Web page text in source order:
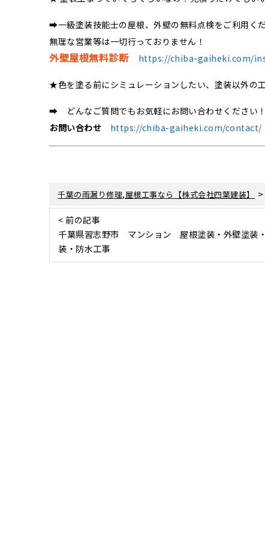
➡一級塗装技能士の屋根、外壁の無料点検をご利用く
無理な営業等は一切行っておりません！
外壁屋根無料診断 https://chiba-gaiheki.com/
★色を塗る前にシミュレーションしたい、塗装以外
➡ どんなご質問でもお気軽にお問い合わせください！
お問い合わせ
https://chiba-gaiheki.com/contact/
千葉の雨漏り修理,屋根工事なら【株式会社四葉建装】 >
< 前の記事
千葉県習志野市 マンション 屋根塗装・外壁塗装
装・防水工事